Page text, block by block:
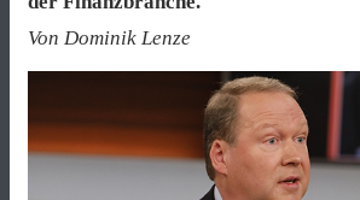
Von Dominik Lenze